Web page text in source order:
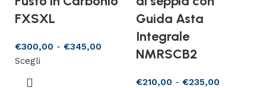
FXSXL
€300,00 - €345,00
Scegli
Guida Asta
Integrale
NMRSCB2
€210,00 - €235,00